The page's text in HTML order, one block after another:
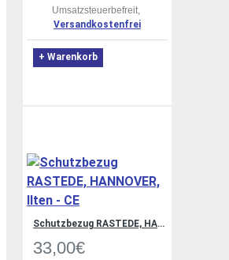
Umsatzsteuerbefreit,
Versandkostenfrei
+ Warenkorb
Schutzbezug RASTEDE, HANNOVER, Ilten - CE
33,00€